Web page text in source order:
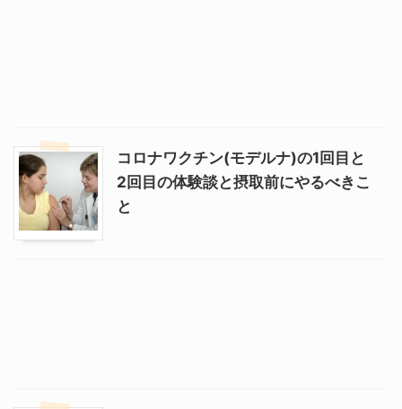
コロナワクチン(モデルナ)の1回目と
2回目の体験談と摂取前にやるべきこ
と